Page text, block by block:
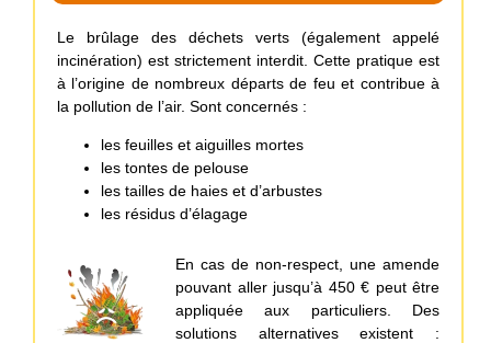
Le brûlage des déchets verts (également appelé
incinération) est strictement interdit. Cette pratique est
à l’origine de nombreux départs de feu et contribue à
la pollution de l’air. Sont concernés :
les feuilles et aiguilles mortes
les tontes de pelouse
les tailles de haies et d’arbustes
les résidus d’élagage
En cas de non-respect, une amende
pouvant aller jusqu’à 450 € peut être
appliquée aux particuliers. Des
solutions alternatives existent :